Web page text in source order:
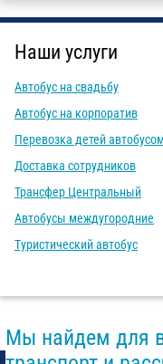
Наши услуги
Автобус на свадьбу
Автобус на корпоратив
Перевозка детей автобусом
Доставка сотрудников
Трансфер Центральный
Автобусы междугородние
Туристический автобус
Мы найдем для